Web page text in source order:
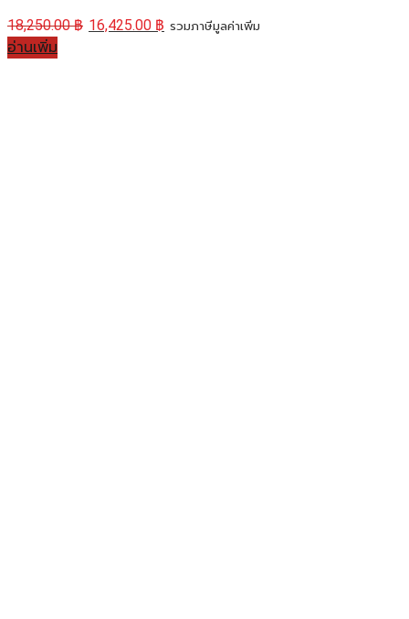
18,250.00฿ 16,425.00 ฿ รวมภาษีมูลค่าเพิ่ม
อ่านเพิ่ม